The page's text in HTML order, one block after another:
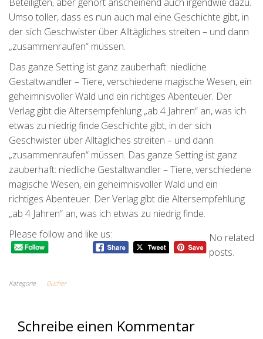
Umso toller, dass es nun auch mal eine Geschichte gibt, in
der sich Geschwister über Alltägliches streiten – und dann
„zusammenraufen“ müssen.
Das ganze Setting ist ganz zauberhaft: niedliche
Gestaltwandler – Tiere, verschiedene magische Wesen, ein
geheimnisvoller Wald und ein richtiges Abenteuer. Der
Verlag gibt die Altersempfehlung „ab 4 Jahren“ an, was ich
etwas zu niedrig finde.Geschichte gibt, in der sich
Geschwister über Alltägliches streiten – und dann
„zusammenraufen“ müssen. Das ganze Setting ist ganz
zauberhaft: niedliche Gestaltwandler – Tiere, verschiedene
magische Wesen, ein geheimnisvoller Wald und ein
richtiges Abenteuer. Der Verlag gibt die Altersempfehlung
„ab 4 Jahren“ an, was ich etwas zu niedrig finde.
Please follow and like us:
No related
posts.
Kategorie Bücher
Schreibe einen Kommentar